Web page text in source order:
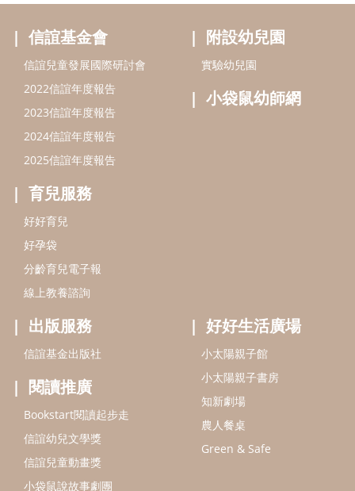
好孕袋
分齡育兒電子報
線上教養諮詢
出版服務
信誼基金出版社
閱讀推廣
Bookstart閱讀起步走
信誼幼兒文學獎
信誼兒童動畫獎
小袋鼠說故事劇團
service@hsin-yi.org.tw
信誼好好育兒
小太陽親子書房
(02)2396-5305轉2345 (週一～週五 9:00～18:00)
認識信誼 合作洽談 智慧財產權聲明
本網站建議使用IE9(含以上)或 Google Chrome 版本瀏覽器
信誼基金會/上誼文化實業股份有限公司 版權所有 ©